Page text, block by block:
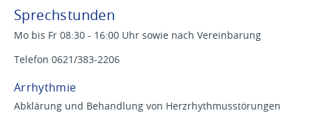
Sprechstunden
Mo bis Fr 08:30 - 16:00 Uhr sowie nach Vereinbarung
Telefon 0621/383-2206
Arrhythmie
Abklärung und Behandlung von Herzrhythmusstörungen